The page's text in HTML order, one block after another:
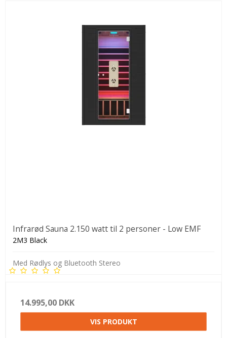
Infrarød Sauna 2.150 watt til 2 personer - Low EMF
2M3 Black
Med Rødlys og Bluetooth Stereo
14.995,00 DKK
VIS PRODUKT